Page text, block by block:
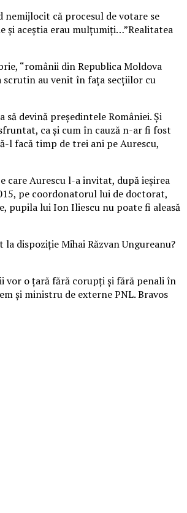
că procesul de votare se
şi aceştia erau mulţumiţi…”Realitatea
“românii din Republica Moldova
scrutin au venit în faţa secţiilor cu
devină preşedintele României. Şi
ca şi cum în cauză n-ar fi fost
l facă timp de trei ani pe Aurescu,
care Aurescu l-a invitat, după ieşirea
pe coordonatorul lui de doctorat,
pupila lui Ion Iliescu nu poate fi aleasă
dispoziţie Mihai Răzvan Ungureanu?
vor o ţară fără corupţi şi fără penali în
şi ministru de externe PNL. Bravos